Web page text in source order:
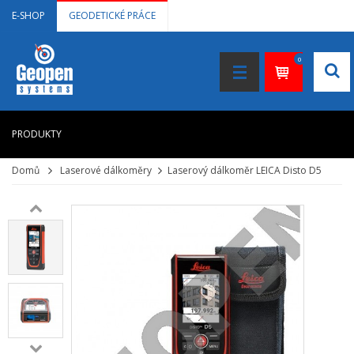
E-SHOP GEODETICKÉ PRÁCE
0
PRODUKTY
HOME
LASEROVÉ DÁLKOMĚRY
NIVELAČNÍ PŘÍSTROJE
STAVEBNÍ LASERY
DOKUMENTACE VE 3D
GNSS, GPS MĚŘENÍ
Domů Laserové dálkoměry Laserový dálkoměr LEICA Disto D5